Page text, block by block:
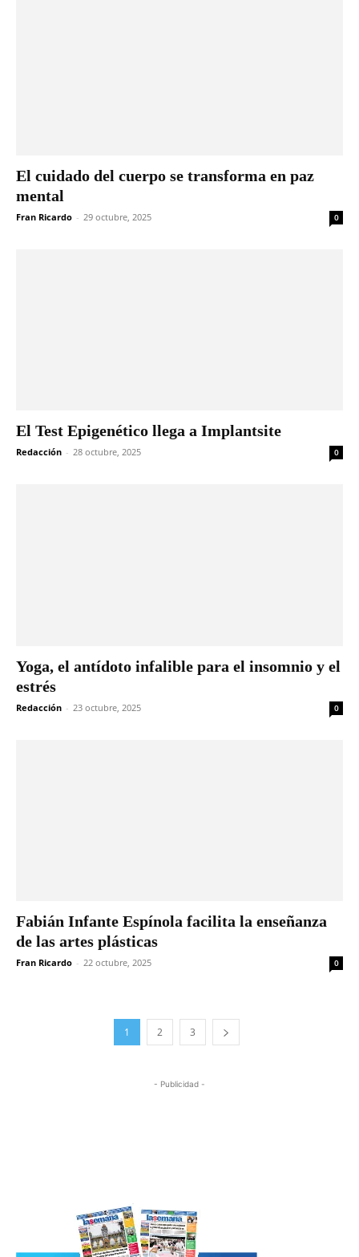
El cuidado del cuerpo se transforma en paz
mental
Fran Ricardo - 29 octubre, 2025 0
El Test Epigenético llega a Implantsite
Redacción - 28 octubre, 2025 0
Yoga, el antídoto infalible para el insomnio y el
estrés
Redacción - 23 octubre, 2025 0
Fabián Infante Espínola facilita la enseñanza
de las artes plásticas
Fran Ricardo - 22 octubre, 2025 0
1 2 3
- Publicidad -